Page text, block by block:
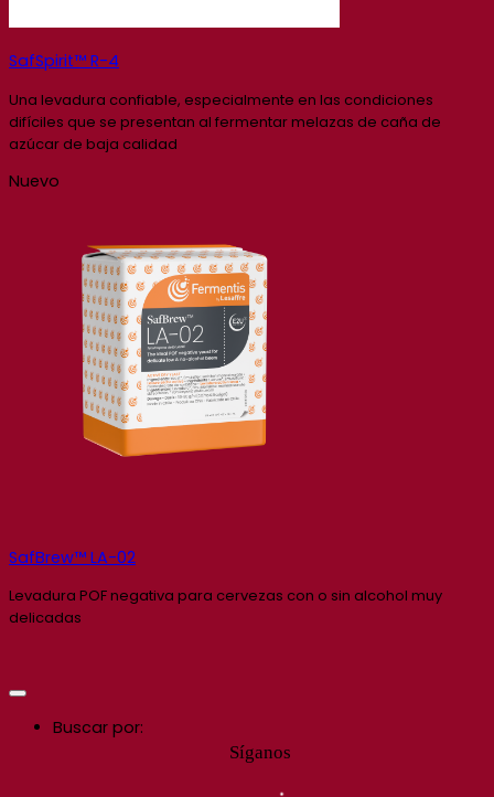
SafSpirit™ R-4
Una levadura confiable, especialmente en las condiciones
difíciles que se presentan al fermentar melazas de caña de
azúcar de baja calidad
Nuevo
SafBrew™ LA-02
Levadura POF negativa para cervezas con o sin alcohol muy
delicadas
Síganos
Buscar por: